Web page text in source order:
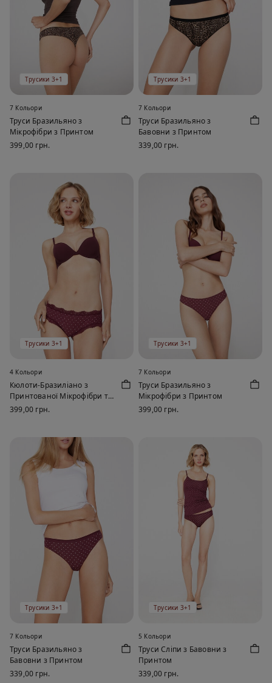
Трусики 3+1
7 Кольори
Труси Бразильяно з
Мікрофібри з Принтом
399,00 грн.
Трусики 3+1
7 Кольори
Труси Бразильяно з
Бавовни з Принтом
339,00 грн.
Трусики 3+1
4 Кольори
Кюлоти-Бразиліано з
Принтованої Мікрофібри та
Переробленого Мережива
399,00 грн.
Трусики 3+1
7 Кольори
Труси Бразильяно з
Мікрофібри з Принтом
399,00 грн.
Трусики 3+1
7 Кольори
Труси Бразильяно з
Бавовни з Принтом
339,00 грн.
Трусики 3+1
5 Кольори
Труси Сліпи з Бавовни з
Принтом
339,00 грн.